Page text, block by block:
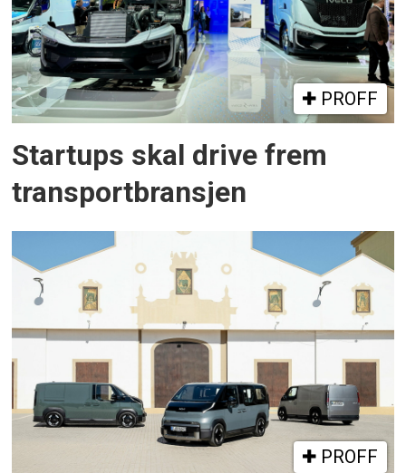
PROFF
Startups skal drive frem
transportbransjen
PROFF